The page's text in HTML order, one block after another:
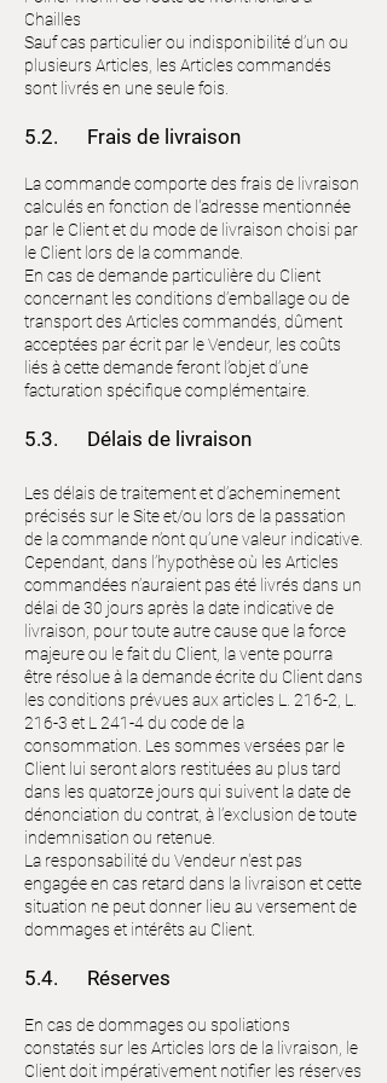
Chailles
Sauf cas particulier ou indisponibilité d’un ou
plusieurs Articles, les Articles commandés
sont livrés en une seule fois.
5.2. Frais de livraison
La commande comporte des frais de livraison
calculés en fonction de l'adresse mentionnée
par le Client et du mode de livraison choisi par
le Client lors de la commande.
En cas de demande particulière du Client
concernant les conditions d’emballage ou de
transport des Articles commandés, dûment
acceptées par écrit par le Vendeur, les coûts
liés à cette demande feront l’objet d’une
facturation spécifique complémentaire.
5.3. Délais de livraison
Les délais de traitement et d’acheminement
précisés sur le Site et/ou lors de la passation
de la commande n’ont qu’une valeur indicative.
Cependant, dans l’hypothèse où les Articles
commandées n’auraient pas été livrés dans un
délai de 30 jours après la date indicative de
livraison, pour toute autre cause que la force
majeure ou le fait du Client, la vente pourra
être résolue à la demande écrite du Client dans
les conditions prévues aux articles L. 216-2, L.
216-3 et L 241-4 du code de la
consommation. Les sommes versées par le
Client lui seront alors restituées au plus tard
dans les quatorze jours qui suivent la date de
dénonciation du contrat, à l’exclusion de toute
indemnisation ou retenue.
La responsabilité du Vendeur n'est pas
engagée en cas retard dans la livraison et cette
situation ne peut donner lieu au versement de
dommages et intérêts au Client.
5.4. Réserves
En cas de dommages ou spoliations
constatés sur les Articles lors de la livraison, le
Client doit impérativement notifier les réserves